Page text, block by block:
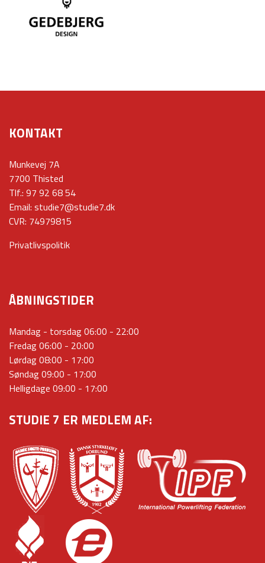
KONTAKT
Munkevej 7A
7700 Thisted
Tlf.: 97 92 68 54
Email: studie7@studie7.dk
CVR: 74979815
Privatlivspolitik
ÅBNINGSTIDER
Mandag - torsdag 06:00 - 22:00
Fredag 06:00 - 20:00
Lørdag 08:00 - 17:00
Søndag 09:00 - 17:00
Helligdage 09:00 - 17:00
STUDIE 7 ER MEDLEM AF: